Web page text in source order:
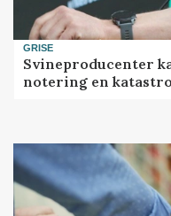
GRISE
Svineproducenter
notering en